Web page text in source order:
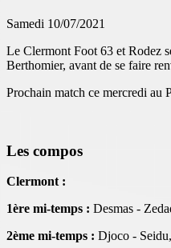
Samedi 10/07/2021
Le Clermont Foot 63 et Rodez
Berthomier, avant de se faire
Prochain match ce mercredi au
Les compos
Clermont :
1ère mi-temps : Desmas -
2ème mi-temps : Djoco -